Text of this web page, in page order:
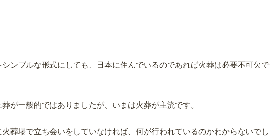
シンプルな形式にしても、日本に住んでいるのであれば火葬は必要不可欠で
が一般的ではありましたが、いまは火葬が主流です。
火葬場で立ち会いをしていなければ、何が行われているのかわからないでし